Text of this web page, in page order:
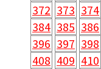
372 373 374
384 385 386
396 397 398
408 409 410